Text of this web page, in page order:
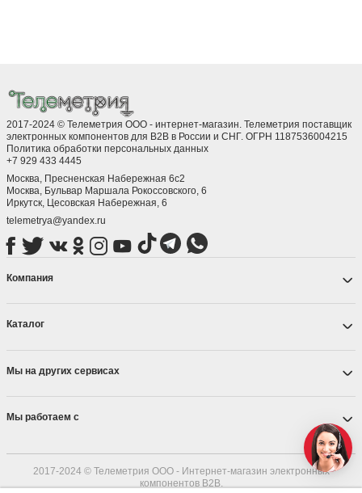
2017-2024 © Телеметрия ООО - интернет-магазин. Телеметрия поставщик
электронных компонентов для B2B в России и СНГ. ОГРН 1187536004215
Политика обработки персональных данных
+7 929 433 4445
Москва, Пресненская Набережная 6с2
Москва, ​Бульвар Маршала Рокоссовского, 6
Иркутск, ​Цесовская Набережная, 6
telemetrya@yandex.ru
Компания
Каталог
Мы на других сервисах
Мы работаем с
2017-2024 © Телеметрия ООО - Интернет-магазин электронных
компонентов B2B.